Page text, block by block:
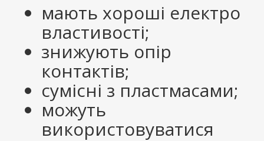
мають хороші електро
властивості;
знижують опір
контактів;
сумісні з пластмасами;
можуть
використовуватися